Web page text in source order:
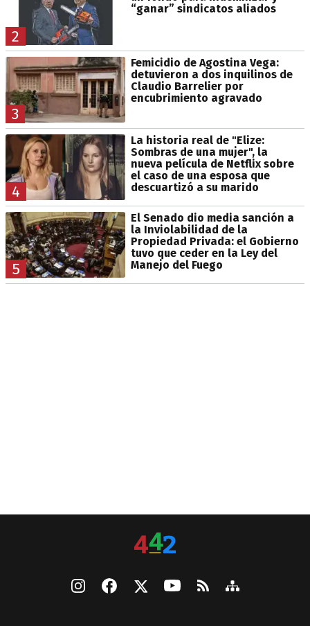
2
“ganar” sindicatos aliados
3
Femicidio de Agostina Vega:
detuvieron a dos inquilinos de
Claudio Barrelier por
encubrimiento agravado
4
La historia real de "Elize:
Sombras de una mujer", la
nueva película de Netflix sobre
el caso de una esposa que
descuartizó a su marido
5
El Senado dio media sanción a
la Inviolabilidad de la
Propiedad Privada: el Gobierno
tuvo que ceder en la Ley del
Manejo del Fuego